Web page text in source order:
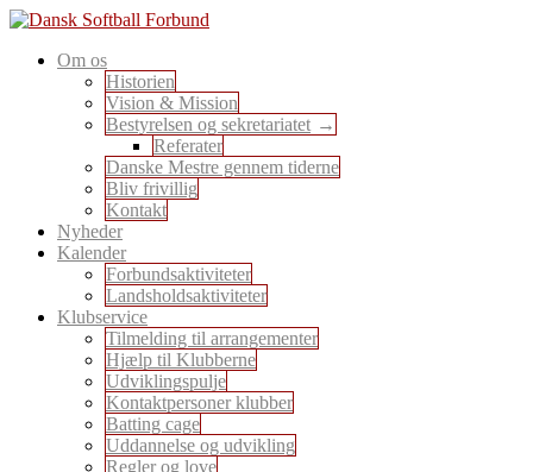
Skip
content
Dansk Softball Forbund
En sport for alle
Om os
Historien
Vision & Mission
Bestyrelsen og sekretariatet
Referater
Danske Mestre gennem tiderne
Bliv frivillig
Kontakt
Nyheder
Kalender
Forbundsaktiviteter
Landsholdsaktiviteter
Klubservice
Tilmelding til arrangementer
Hjælp til Klubberne
Udviklingspulje
Kontaktpersoner klubber
Batting cage
Uddannelse og udvikling
Regler og love